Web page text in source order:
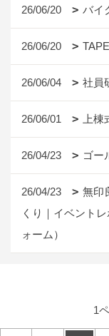
26/06/20 バイ
26/06/20
26/06/04 社員
26/06/01 上棟
26/04/23 ゴー
26/04/23
無印
くり｜イベント
ォーム）
1